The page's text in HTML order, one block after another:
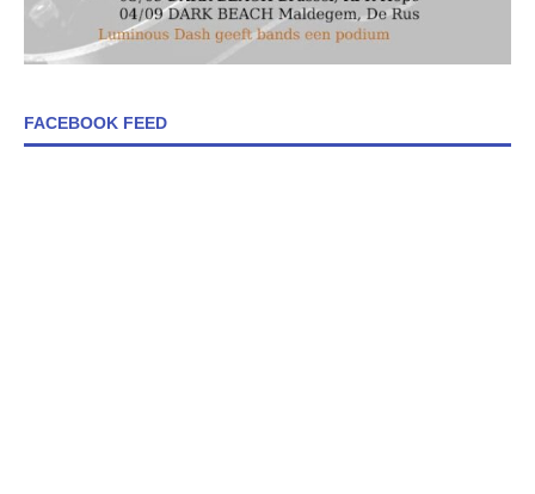
FACEBOOK FEED